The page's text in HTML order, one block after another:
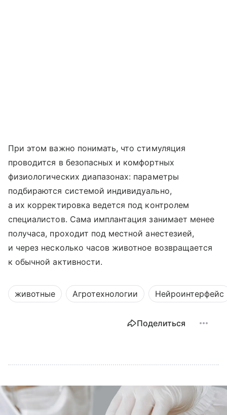
При этом важно понимать, что стимуляция
проводится в безопасных и комфортных
физиологических диапазонах: параметры
подбираются системой индивидуально,
а их корректировка ведется под контролем
специалистов. Сама имплантация занимает менее
получаса, проходит под местной анестезией,
и через несколько часов животное возвращается
к обычной активности.
животные Агротехнологии Нейроинтерфейс
Поделиться